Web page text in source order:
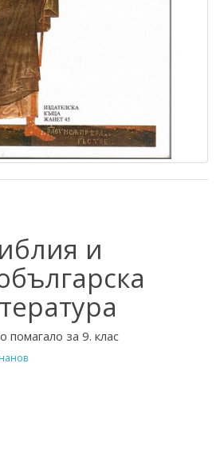
и
помагало за 9. клас